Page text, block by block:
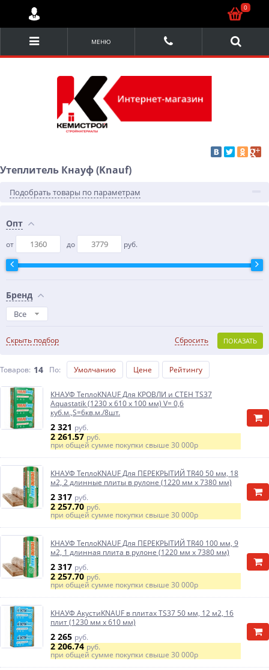
МЕНЮ
Утеплитель Кнауф (Knauf)
Подобрать товары по параметрам
Опт
от до руб.
Бренд
Все
Скрыть подбор ПОКАЗАТЬ
Сбросить
Товаров: 14 По: Умолчанию Цене Рейтингу
КНАУФ ТеплоKNAUF Для КРОВЛИ и СТЕН TS37
Aquastatik (1230 х 610 х 100 мм) V= 0,6
куб.м.,S=6кв.м./8шт.
2 321 руб.
2 261.57руб.
при общей сумме покупки свыше 30 000р
КНАУФ ТеплоKNAUF Для ПЕРЕКРЫТИЙ TR40 50 мм, 18
м2, 2 длинные плиты в рулоне (1220 мм х 7380 мм)
2 317 руб.
2 257.70руб.
при общей сумме покупки свыше 30 000р
КНАУФ ТеплоKNAUF Для ПЕРЕКРЫТИЙ TR40 100 мм, 9
м2, 1 длинная плита в рулоне (1220 мм х 7380 мм)
2 317 руб.
2 257.70руб.
при общей сумме покупки свыше 30 000р
КНАУФ АкустиKNAUF в плитах TS37 50 мм, 12 м2, 16
плит (1230 мм х 610 мм)
2 265 руб.
2 206.74руб.
при общей сумме покупки свыше 30 000р
0